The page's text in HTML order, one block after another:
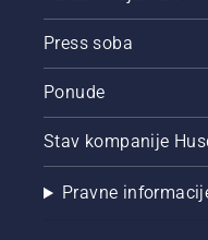
Press soba
Ponude
Stav kompanije
Pravne